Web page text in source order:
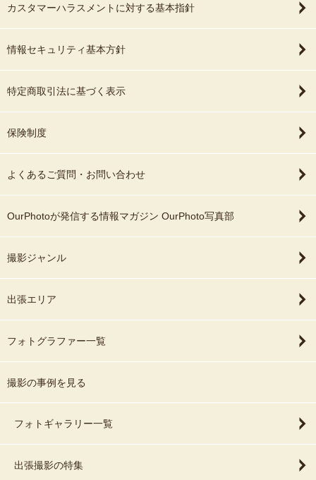
カスタマーハラスメントに対する基本指針
情報セキュリティ基本方針
特定商取引法に基づく表示
保険制度
よくあるご質問・お問い合わせ
OurPhotoが発信する情報マガジン OurPhoto写真部
撮影ジャンル
出張エリア
フォトグラファー一覧
撮影の事例を見る
フォトギャラリー一覧
出張撮影の特集